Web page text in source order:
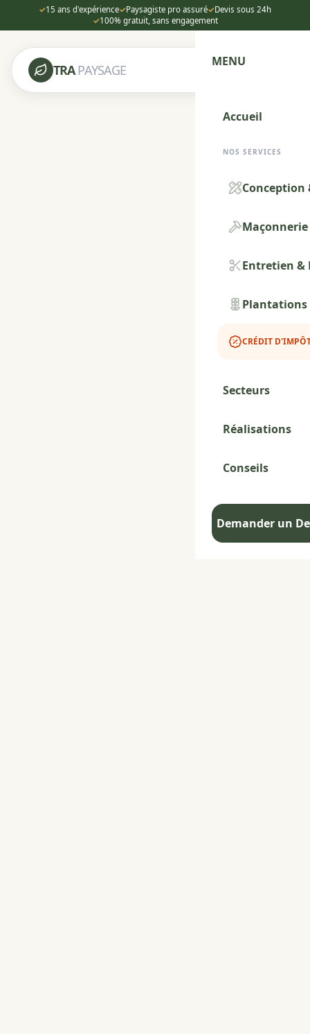
✓15 ans d'expérience✓Paysagiste pro assuré✓Devis sous 24h
✓100% gratuit, sans engagement
TRAPAYSAGE
MENU
Accueil
NOS SERVICES
Conception
Maçonnerie
Entretien &
Plantations
CRÉDIT
Secteurs
Réalisations
Conseils
Demander un